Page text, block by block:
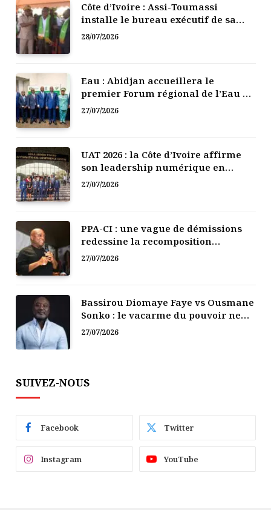
Côte d’Ivoire : Assi-Toumassi
installe le bureau exécutif de sa
mutuelle de développement
28/07/2026
Eau : Abidjan accueillera le
premier Forum régional de l’Eau de
l’Afrique de l’Ouest
27/07/2026
UAT 2026 : la Côte d’Ivoire affirme
son leadership numérique en
Afrique
27/07/2026
PPA-CI : une vague de démissions
redessine la recomposition
politique
27/07/2026
Bassirou Diomaye Faye vs Ousmane
Sonko : le vacarme du pouvoir ne
doit pas faire oublier les liens de la
27/07/2026
SUIVEZ-NOUS
Facebook Twitter
Instagram YouTube